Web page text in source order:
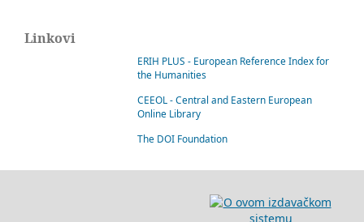
Linkovi
ERIH PLUS - European Reference Index for
the Humanities
CEEOL - Central and Eastern European
Online Library
The DOI Foundation